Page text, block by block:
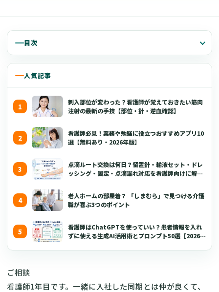
目次
人気記事
刺入部位が変わった？看護師が覚えておきたい筋肉
注射の最新の手技【部位・針・逆血確認】
看護師必見！業務や勉強に役立つおすすめアプリ10
選【無料あり・2026年版】
点滴ルート交換は何日？留置針・輸液セット・ドレ
ッシング・固定・点滴漏れ対応を看護師向けに解説
老人ホームの部屋着？ 「しまむら」で見つける介護
職が喜ぶ3つのポイント
看護師はChatGPTを使っていい？患者情報を入れ
ずに使える生成AI活用術とプロンプト50選【2026年
ご相談
看護師1年目です。一緒に入社した同期とは仲が良くて、